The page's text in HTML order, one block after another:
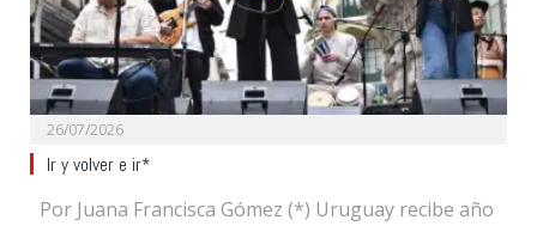
26/07/2026
Ir y volver e ir*
Por Juana Francisca Gómez (*) Uruguay recibe año